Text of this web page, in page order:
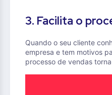
3. Facilita o
Quando o seu cliente
empresa e tem motivos
processo de vendas